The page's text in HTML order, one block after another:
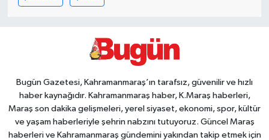
Bugün Gazetesi, Kahramanmaraş’ın tarafsız, güvenilir ve hızlı
haber kaynağıdır. Kahramanmaraş haber, K.Maraş haberleri,
Maraş son dakika gelişmeleri, yerel siyaset, ekonomi, spor, kültür
ve yaşam haberleriyle şehrin nabzını tutuyoruz. Güncel Maraş
haberleri ve Kahramanmaraş gündemini yakından takip etmek için